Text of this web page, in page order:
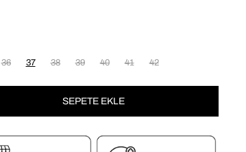
36 37 38 39 40 41 42